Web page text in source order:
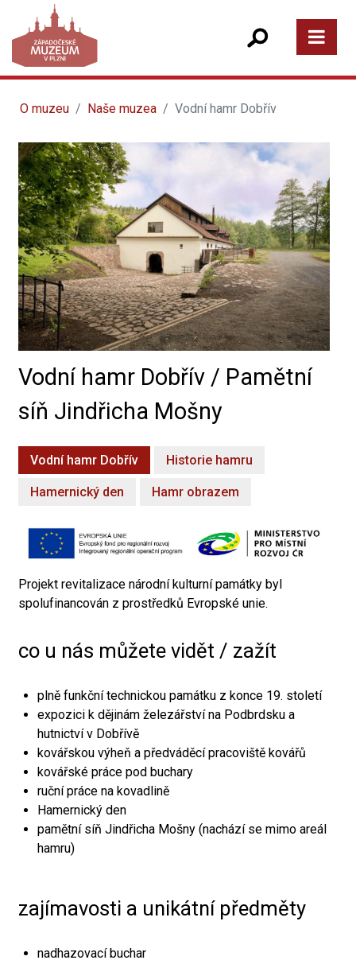
O muzeu Naše muzea Vodní hamr Dobřív
Vodní hamr Dobřív / Pamětní
síň Jindřicha Mošny
Vodní hamr Dobřív Historie hamru
Hamernický den Hamr obrazem
Projekt revitalizace národní kulturní památky byl
spolufinancován z prostředků Evropské unie.
co u nás můžete vidět / zažít
plně funkční technickou památku z konce 19. století
expozici k dějinám železářství na Podbrdsku a
hutnictví v Dobřívě
kovářskou výheň a předváděcí pracoviště kovářů
kovářské práce pod buchary
ruční práce na kovadlině
Hamernický den
pamětní síň Jindřicha Mošny (nachází se mimo areál
hamru)
zajímavosti a unikátní předměty
nadhazovací buchar